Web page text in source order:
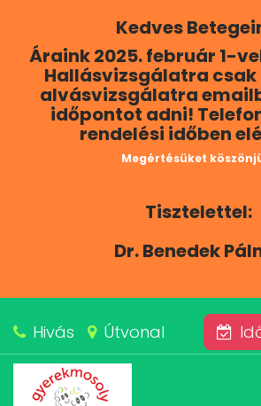
Kedves
Áraink 2025. február 1-
Hallásvizsgálatra csak
alvásvizsgálatra
időpontot adni!
rendelési időben
Megértésüket
Tisztelettel:
Dr. Benedek
Hivás Útvonal
RÓLUNK
KAPCSOLAT
SZOLGÁLTATÁSAINK